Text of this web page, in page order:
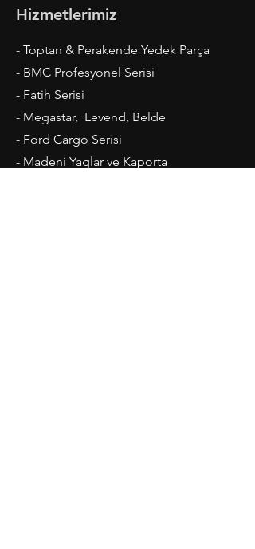
Hizmetlerimiz
- Toptan & Perakende Yedek Parça
- BMC Profesyonel Serisi
- Fatih Serisi
- Megastar, Levend, Belde
- Ford Cargo Serisi
- Madeni Yaglar ve Kaporta